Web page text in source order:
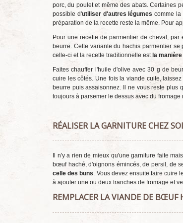
porc, du poulet et même des abats. Certaines
possible d'utiliser d'autres légumes comme la
préparation de la recette reste la même. Pour
Pour une recette de parmentier de cheval,
beurre. Cette variante du hachis parmentier
celle-ci et la recette traditionnelle est la
Faites chauffer l'huile d'olive avec 30 g de
cuire les côtés. Une fois la viande cuite,
beurre puis assaisonnez. Il ne vous reste plus
toujours à parsemer le dessus avec du fromage
RÉALISER LA GARNITURE CHEZ
Il n'y a rien de mieux qu'une garniture faite
bœuf haché, d'oignons émincés, de persil, de
celle des buns. Vous devez ensuite faire cuire
à ajouter une ou deux tranches de fromage et
REMPLACER LA VIANDE DE BŒUF